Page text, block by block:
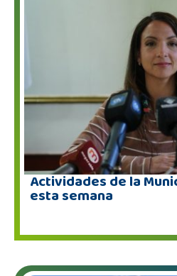
Actividades de la
esta semana